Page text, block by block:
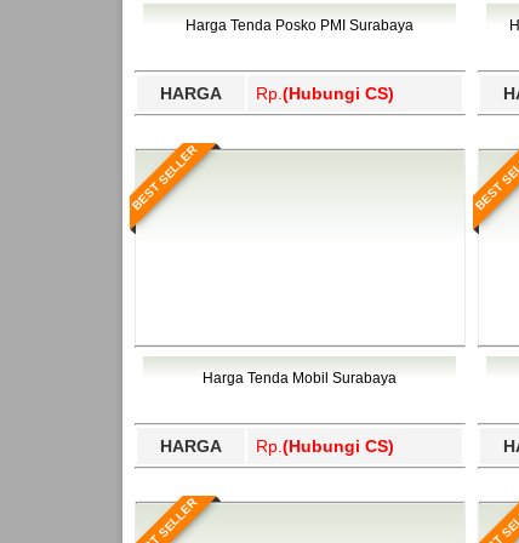
Bawang Barat, Tulangbawang,
Harga Tenda Posko PMI Surabaya
HARGA Rp. (Hubungi CS)
BEST SELLER
Harga Tenda Mobil Surabaya
HARGA Rp. (Hubungi CS)
BEST